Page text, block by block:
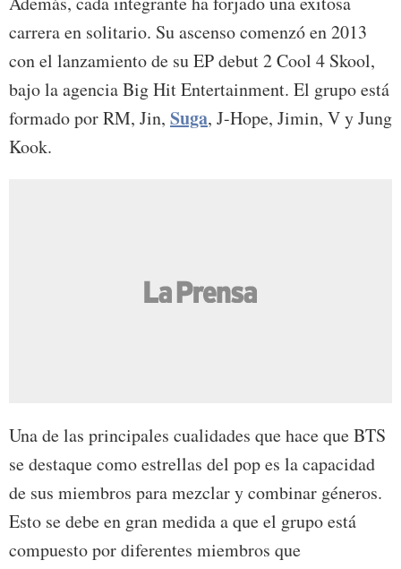
carrera en solitario. Su ascenso comenzó en 2013
con el lanzamiento de su EP debut 2 Cool 4 Skool,
bajo la agencia Big Hit Entertainment. El grupo está
formado por RM, Jin, Suga, J-Hope, Jimin, V y Jung
Kook.
Una de las principales cualidades que hace que BTS
se destaque como estrellas del pop es la capacidad
de sus miembros para mezclar y combinar géneros.
Esto se debe en gran medida a que el grupo está
compuesto por diferentes miembros que